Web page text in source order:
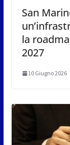
San
la
2027
10 Giugno 2026